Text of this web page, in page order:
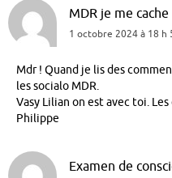
MDR je me
1 octobre 2024 à 18 h
Mdr ! Quand je lis des
les socialo MDR.
Vasy Lilian on est avec toi.
Philippe
Examen de